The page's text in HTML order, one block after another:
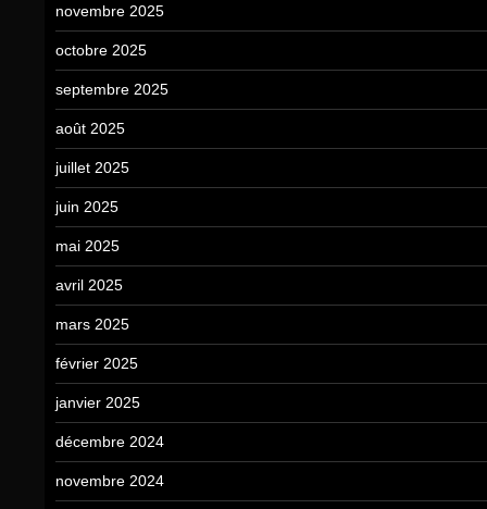
novembre 2025
octobre 2025
septembre 2025
août 2025
juillet 2025
juin 2025
mai 2025
avril 2025
mars 2025
février 2025
janvier 2025
décembre 2024
novembre 2024